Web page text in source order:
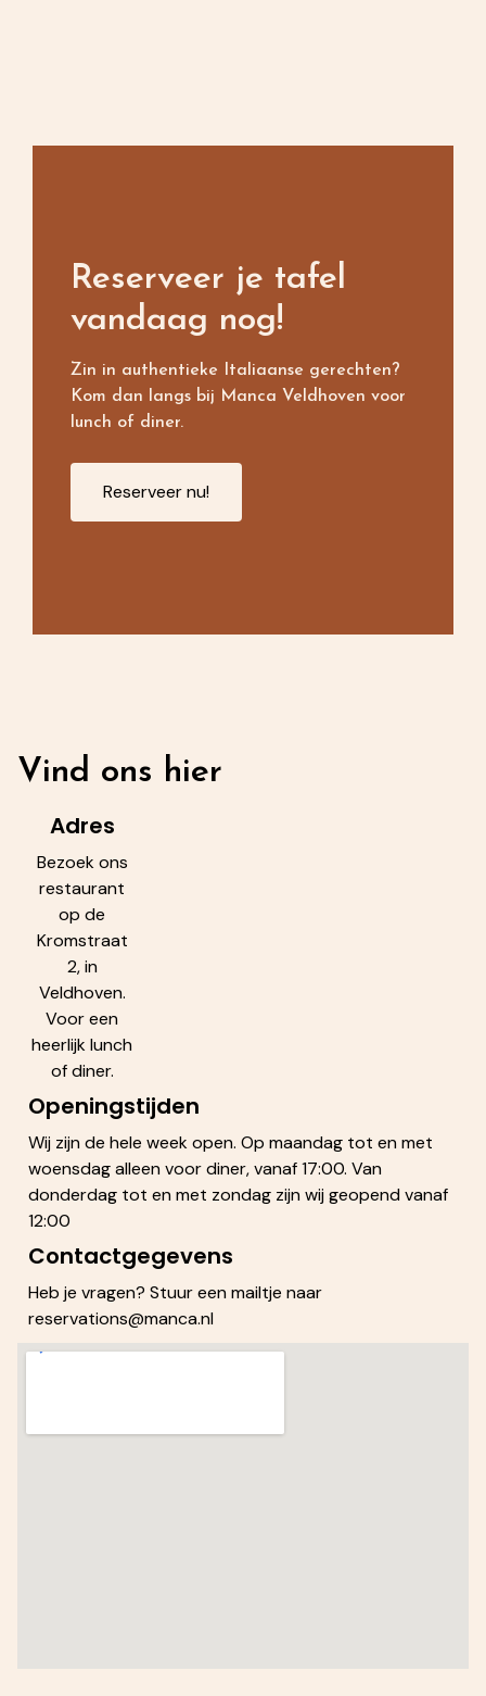
Reserveer je tafel
vandaag nog!
Zin in authentieke Italiaanse gerechten?
Kom dan langs bij Manca Veldhoven voor
lunch of diner.
Reserveer nu!
Vind ons hier
Adres
Bezoek ons
restaurant
op de
Kromstraat
2, in
Veldhoven.
Voor een
heerlijk lunch
of diner.
Openingstijden
Wij zijn de hele week open. Op maandag tot en met
woensdag alleen voor diner, vanaf 17:00. Van
donderdag tot en met zondag zijn wij geopend vanaf
12:00
Contactgegevens
Heb je vragen? Stuur een mailtje naar
reservations@manca.nl